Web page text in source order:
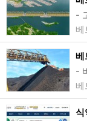
베
베